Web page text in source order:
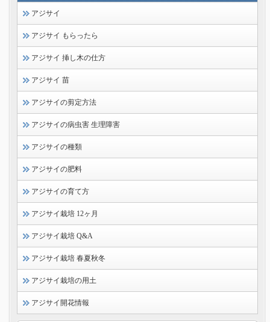
アジサイ
アジサイ もらったら
アジサイ 挿し木の仕方
アジサイ 苗
アジサイの剪定方法
アジサイの病虫害 生理障害
アジサイの種類
アジサイの肥料
アジサイの育て方
アジサイ栽培 12ヶ月
アジサイ栽培 Q&A
アジサイ栽培 春夏秋冬
アジサイ栽培の用土
アジサイ開花情報